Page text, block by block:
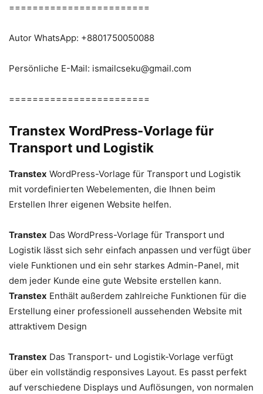
========================
Autor WhatsApp: +8801750050088
Persönliche E-Mail: ismailcseku@gmail.com
========================
Transtex WordPress-Vorlage für
Transport und Logistik
Transtex WordPress-Vorlage für Transport und Logistik
mit vordefinierten Webelementen, die Ihnen beim
Erstellen Ihrer eigenen Website helfen.
Transtex Das WordPress-Vorlage für Transport und
Logistik lässt sich sehr einfach anpassen und verfügt über
viele Funktionen und ein sehr starkes Admin-Panel, mit
dem jeder Kunde eine gute Website erstellen kann.
Transtex Enthält außerdem zahlreiche Funktionen für die
Erstellung einer professionell aussehenden Website mit
attraktivem Design
Transtex Das Transport- und Logistik-Vorlage verfügt
über ein vollständig responsives Layout. Es passt perfekt
auf verschiedene Displays und Auflösungen, von normalen